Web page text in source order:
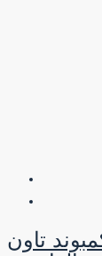
كمبوند تاون